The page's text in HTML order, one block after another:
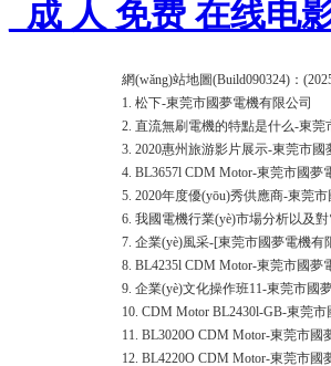
_成 人 免费 在线电
網(wǎng)站地圖(Build090324)：
1. 松下-東莞市國夢電機有限公司
2. 直流無刷電機的特點是什么-東莞
3. 2020惠州旅游影片展示-東莞市國
4. BL3657l CDM Motor-東莞市國夢
5. 2020年度優(yōu)秀供應商-東莞
6. 我國電機行業(yè)市場分析以及
7. 企業(yè)風采-[東莞市國夢電機
8. BL4235l CDM Motor-東莞市國夢
9. 企業(yè)文化操作班11-東莞市國
10. CDM Motor BL2430l-GB-東莞市
11. BL3020O CDM Motor-東莞市國
12. BL4220O CDM Motor-東莞市國